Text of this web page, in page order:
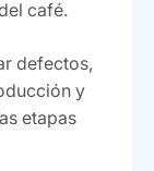
café.
defectos,
y
etapas